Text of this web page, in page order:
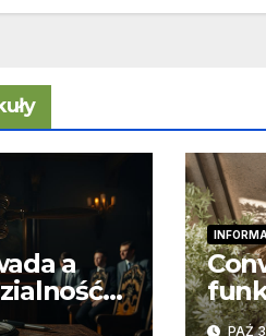
a
wygląda
PAŹ